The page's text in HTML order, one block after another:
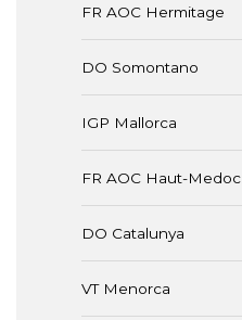
FR AOC Hermitage
DO Somontano
IGP Mallorca
FR AOC Haut-Medoc
DO Catalunya
VT Menorca